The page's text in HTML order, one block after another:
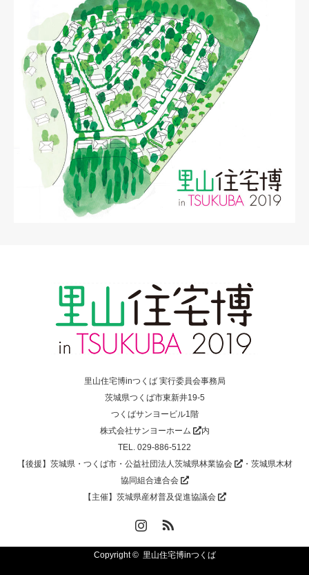
里山住宅博inつくば 実行委員会事務局
茨城県つくば市東新井19-5
つくばサンヨービル1階
株式会社サンヨーホーム
内
TEL. 029-886-5122
【後援】茨城県・つくば市・ 公益社団法人茨城県林業協会 ・ 茨城県木材
協同組合連合会
【主催】 茨城県産材普及促進協議会
Copyright © 里山住宅博inつくば